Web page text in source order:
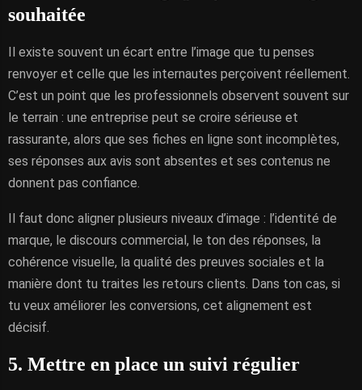
souhaitée
Il existe souvent un écart entre l’image que tu penses
renvoyer et celle que les internautes perçoivent réellement.
C’est un point que les professionnels observent souvent sur
le terrain : une entreprise peut se croire sérieuse et
rassurante, alors que ses fiches en ligne sont incomplètes,
ses réponses aux avis sont absentes et ses contenus ne
donnent pas confiance.
Il faut donc aligner plusieurs niveaux d’image : l’identité de
marque, le discours commercial, le ton des réponses, la
cohérence visuelle, la qualité des preuves sociales et la
manière dont tu traites les retours clients. Dans ton cas, si
tu veux améliorer les conversions, cet alignement est
décisif.
5. Mettre en place un suivi régulier